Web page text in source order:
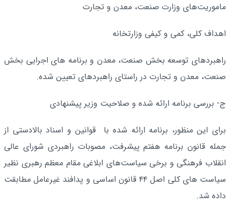
ماموریت‌های وزارت صنعت، معدن و تجارت
اهداف کلی، کمی و کیفی وزارتخانه
راهبردهای توسعه بخش صنعت، معدن و برنامه های اجرایی بخش
صنعت، معدن و تجارت در راستای راهبردهای تعیین شده.
ج- بررسی برنامه ارائه شده و صلاحیت وزیر پیشنهادی
برای این منظور، برنامه ارائه شده با قوانین و اسناد بالادستی از
جمله قانون برنامه هفتم پیشرفت، مصوبات راهبردی شورای عالی
انقلاب فرهنگی و برخی سیاست‌های ابلاغی مقام معظم رهبری نظیر
سیاست های کلی اصل ۴۴ قانون اساسی و پدافند غیرعامل مطابقت
داده شد.